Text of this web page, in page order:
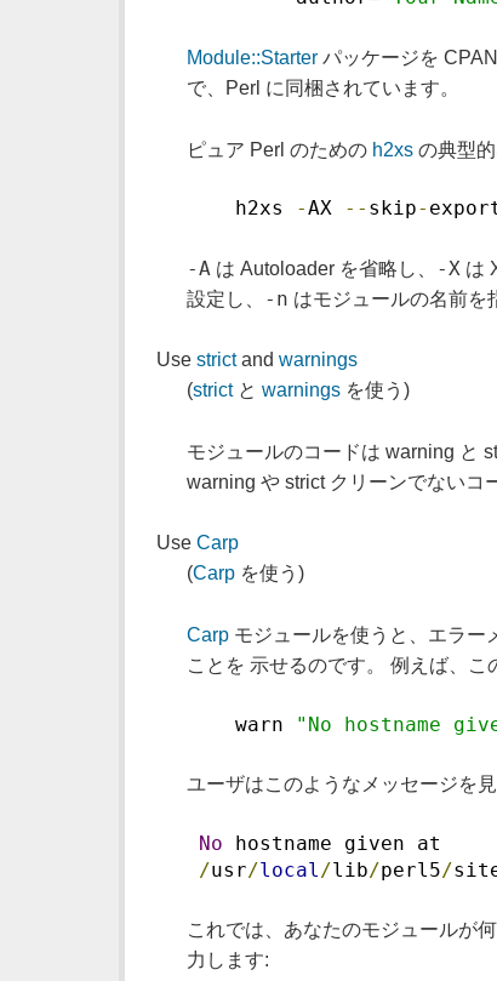
Module::Starter パッケージを
で、Perl に同梱されています。
ピュア Perl のための h2xs の典型
h2xs -AX -- skip-
-A は Autoloader を省略し、 -X は
設定し、
-n はモジュールの名前を
Use strictand warnings
(strictとwarnings を使う)
モジュールのコードは warning と
warning や strict クリーンでないコ
Use Carp
(Carp を使う)
Carp モジュールを使うと、エラー
ことを 示せるのです。 例えば、こ
warn "No hostname
ユーザはこのようなメッセージを
No hostname given at
/usr/local/lib/perl5/
これでは、あなたのモジュールが
力します: